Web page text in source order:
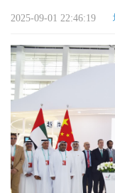
2025-09-01 22:46:19